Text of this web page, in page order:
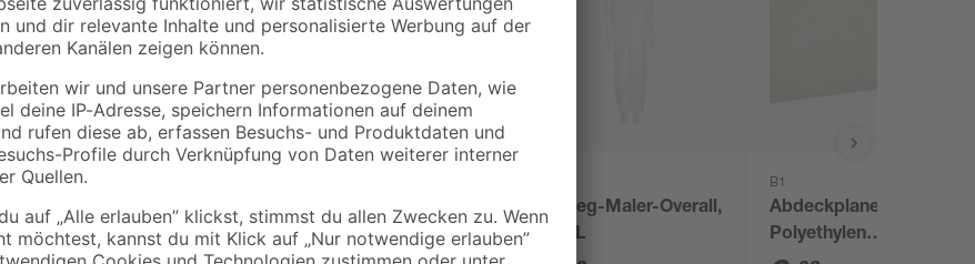
Bosch
Akku-Bohrschrauber
'GSR 12V-15
Küpper Werkbank rot
Einweg-Maler-Overall,
L - XL
B1
Abdeckplane
Polyethylen